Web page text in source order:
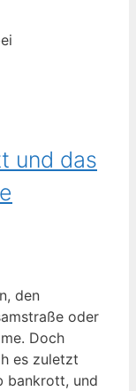
und das
den
oder
Doch
es zuletzt
bankrott, und